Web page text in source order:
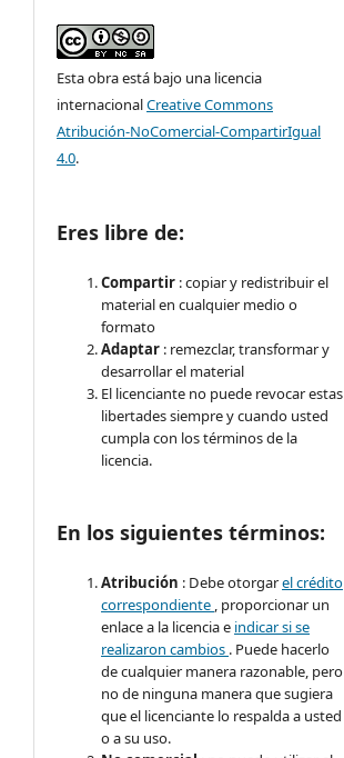
Esta obra está bajo una licencia
internacionalCreative Commons
Atribución-NoComercial-CompartirIgual
4.0.
Eres libre de:
Compartir : copiar y redistribuir el
material en cualquier medio o
formato
Adaptar : remezclar, transformar y
desarrollar el material
El licenciante no puede revocar estas
libertades siempre y cuando usted
cumpla con los términos de la
licencia.
En los siguientes términos:
Atribución : Debe otorgarel crédito
correspondiente , proporcionar un
enlace a la licencia e indicar si se
realizaron cambios . Puede hacerlo
de cualquier manera razonable, pero
no de ninguna manera que sugiera
que el licenciante lo respalda a usted
o a su uso.